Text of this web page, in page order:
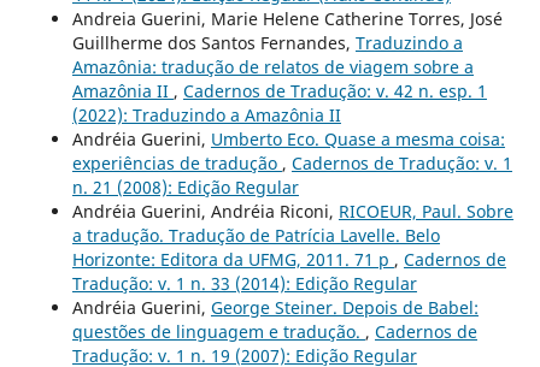
Andreia Guerini, Marie Helene Catherine Torres, José
Guillherme dos Santos Fernandes, Traduzindo a
Amazônia: tradução de relatos de viagem sobre a
Amazônia II , Cadernos de Tradução: v. 42 n. esp. 1
(2022): Traduzindo a Amazônia II
Andréia Guerini, Umberto Eco. Quase a mesma coisa:
experiências de tradução , Cadernos de Tradução: v. 1
n. 21 (2008): Edição Regular
Andréia Guerini, Andréia Riconi, RICOEUR, Paul. Sobre
a tradução. Tradução de Patrícia Lavelle. Belo
Horizonte: Editora da UFMG, 2011. 71 p , Cadernos de
Tradução: v. 1 n. 33 (2014): Edição Regular
Andréia Guerini, George Steiner. Depois de Babel:
questões de linguagem e tradução. , Cadernos de
Tradução: v. 1 n. 19 (2007): Edição Regular